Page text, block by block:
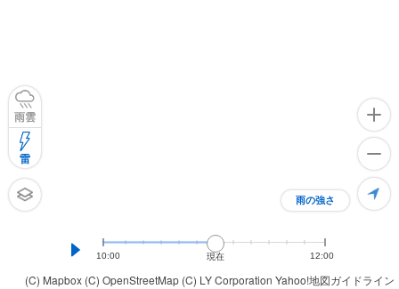
(C) Mapbox (C) OpenStreetMap (C) LY Corporation Yahoo!地図ガイドライン
雨の強さ
雨雲
雷
10:00 現在 12:00